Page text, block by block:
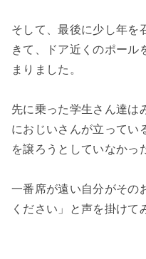
そして、最後に少し年を
きて、ドア近くのポール
まりました。
先に乗った学生さん達は
におじいさんが立ってい
を譲ろうとしていなかっ
一番席が遠い自分がその
ください」と声を掛けて